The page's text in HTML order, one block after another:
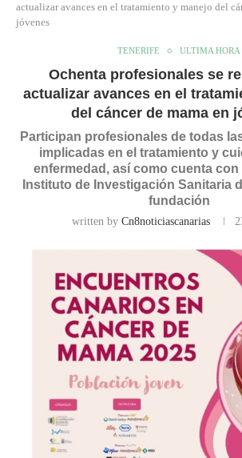
actualizar avances en el tratamiento y manejo del
jóvenes
TENERIFE ULTIMA HORA
Ochenta profesionales se
actualizar avances en el
del cáncer de mama en
Participan profesionales de todas
implicadas en el tratamiento y
enfermedad, así como cuenta con
Instituto de Investigación Sanitaria
fundación
written by Cn8noticiascanarias